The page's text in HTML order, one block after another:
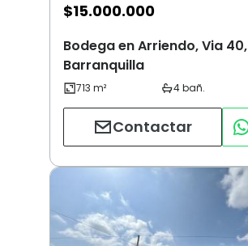
$15.000.000
Bodega en Arriendo, Via 40,
Barranquilla
Contactar